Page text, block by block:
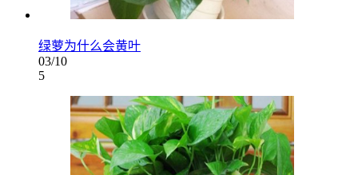
绿萝为什么会黄叶
03/10
5